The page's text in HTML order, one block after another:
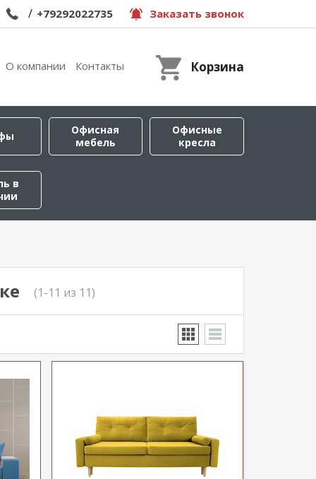
/ +79292022735 Заказать звонок
О компании Контакты Корзина
Офисная
мебель
Офисные
кресла
в
(1-11 из 11)